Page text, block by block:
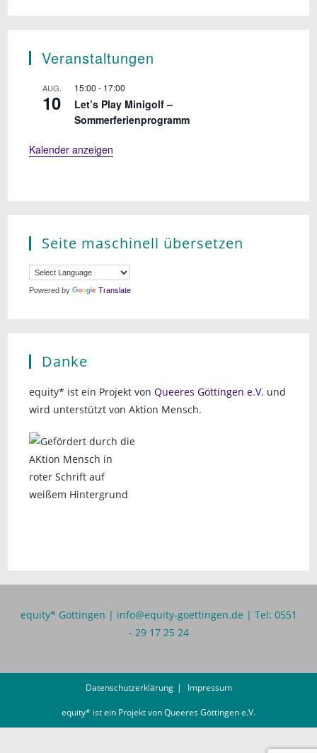
Veranstaltungen
AUG.
10
15:00 - 17:00
Let’s Play Minigolf –
Sommerferienprogramm
Kalender anzeigen
Seite maschinell übersetzen
Powered by Translate
Danke
equity* ist ein Projekt vonQueeres Göttingen e.V. und
wird unterstützt von Aktion Mensch.
equity* Göttingen | info@equity-goettingen.de | Tel: 0551
- 29 17 25 24
Datenschutzerklärung Impressum
equity* ist ein Projekt vonQueeres Göttingen e.V.